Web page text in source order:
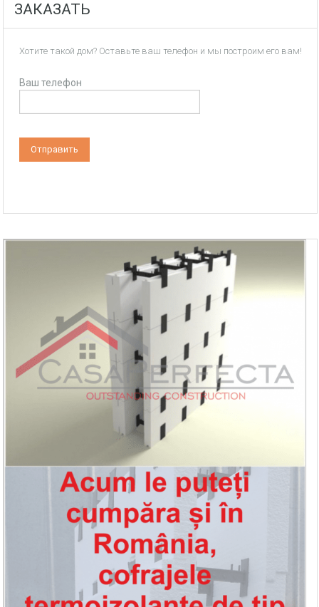
ЗАКАЗАТЬ
Хотите такой дом? Оставьте ваш телефон и мы построим его вам!
Ваш телефон